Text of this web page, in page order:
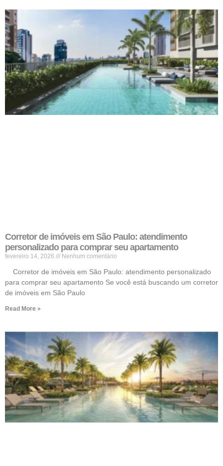
Corretor de imóveis em São Paulo: atendimento
personalizado para comprar seu apartamento
fevereiro 14, 2026 Nenhum comentário
Corretor de imóveis em São Paulo: atendimento personalizado
para comprar seu apartamento Se você está buscando um corretor
de imóveis em São Paulo
Read More »